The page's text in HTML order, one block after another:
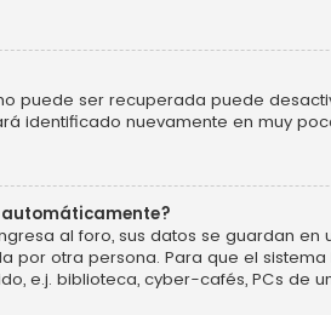
puede ser recuperada puede
identificado nuevamente en muy
automáticamente?
al foro, sus datos se guardan en
por otra persona. Para que el
e.j. biblioteca, cyber-cafés, PCs de